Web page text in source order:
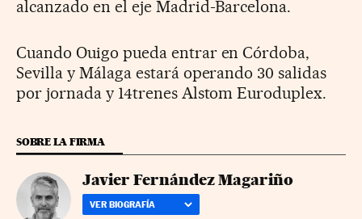
alcanzado en el eje Madrid-Barcelona.
Cuando Ouigo pueda entrar en Córdoba,
Sevilla y Málaga estará operando 30 salidas
por jornada y 14trenes Alstom Euroduplex.
SOBRE LA FIRMA
Javier Fernández Magariño
VER BIOGRAFÍA